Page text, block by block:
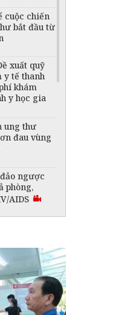
cuộc chiến
bắt đầu từ
xuất quỹ
y tế thanh
khám
y học gia
ung thư
đau vùng
ngược
phòng,
AIDS
do rết,
vào tai
thư Nga
khả quan
Chuyên gia
nói gì?